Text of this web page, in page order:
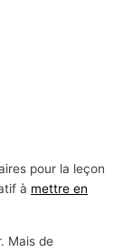
pour la leçon
à mettre en
Mais de